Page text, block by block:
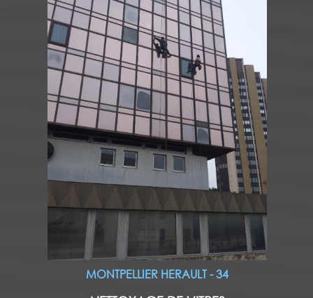
MONTPELLIER HERAULT - 34